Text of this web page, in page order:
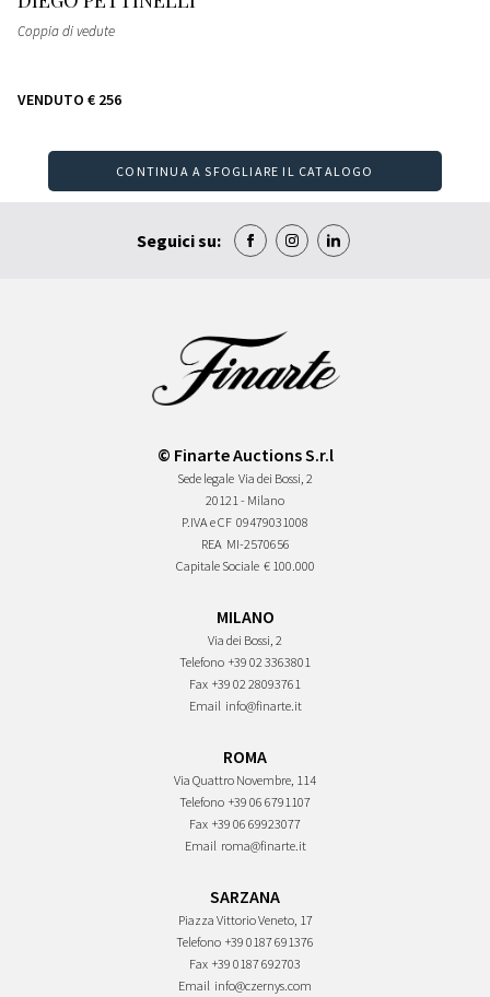
Coppia di vedute
VENDUTO € 256
CONTINUA A SFOGLIARE IL CATALOGO
Seguici su:
© Finarte Auctions S.r.l
Sede legale Via dei Bossi, 2
20121 - Milano
P.IVA e CF 09479031008
REA MI-2570656
Capitale Sociale € 100.000
MILANO
Via dei Bossi, 2
Telefono +39 02 3363801
Fax +39 02 28093761
Email info@finarte.it
ROMA
Via Quattro Novembre, 114
Telefono +39 06 6791107
Fax +39 06 69923077
Email roma@finarte.it
SARZANA
Piazza Vittorio Veneto, 17
Telefono +39 0187 691376
Fax +39 0187 692703
Email info@czernys.com